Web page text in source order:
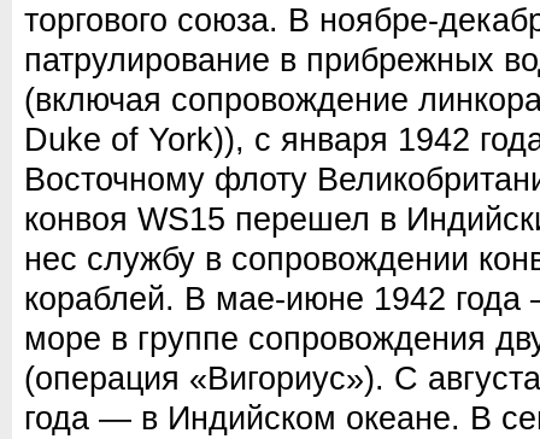
торгового союза. В ноябре-
патрулирование в прибрежных
(включая сопровождение
Duke of York)), с января 1942
Восточному флоту
конвоя WS15 перешел в
нес службу в сопровождении
кораблей. В мае-июне 1942
море в группе сопровождения
(операция «Вигориус»). С
года — в Индийском океане. В